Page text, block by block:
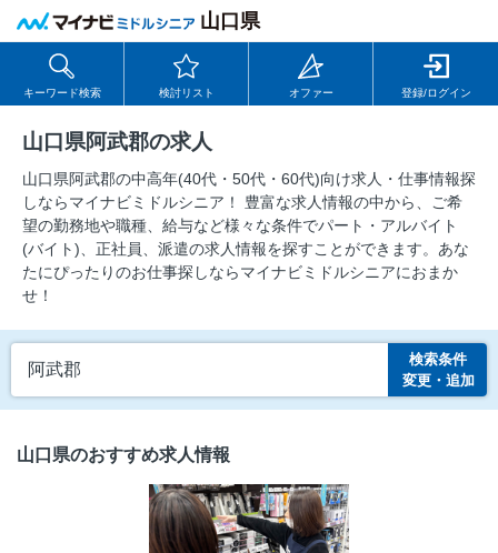
山口県
キーワード検索 検討リスト オファー 登録/ログイン
山口県阿武郡の求人
山口県阿武郡の中⾼年(40代・50代・60代)向け求⼈・仕事情報探
しならマイナビミドルシニア！ 豊富な求人情報の中から、ご希
望の勤務地や職種、給与など様々な条件でパート・アルバイト
(バイト)、正社員、派遣の求人情報を探すことができます。あな
たにぴったりのお仕事探しならマイナビミドルシニアにおまか
せ！
阿武郡
検索条件
変更・追加
山口県のおすすめ求人情報